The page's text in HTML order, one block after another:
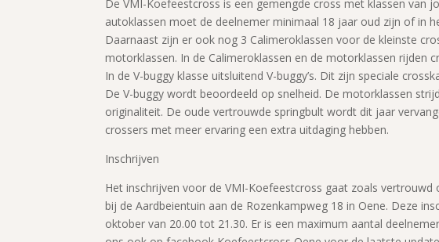
De VMI-Koefeestcross is een gemengde cross met klassen van
autoklassen moet de deelnemer minimaal 18 jaar oud zijn of in
Daarnaast zijn er ook nog 3 Calimeroklassen voor de kleinste
motorklassen. In de Calimeroklassen en de motorklassen rijden
In de V-buggy klasse uitsluitend V-buggy’s. Dit zijn speciale
De V-buggy wordt beoordeeld op snelheid. De motorklassen
originaliteit. De oude vertrouwde springbult wordt dit jaar
crossers met meer ervaring een extra uitdaging hebben.
Inschrijven
Het inschrijven voor de VMI-Koefeestcross gaat zoals
bij de Aardbeientuin aan de Rozenkampweg 18 in Oene. Deze
oktober van 20.00 tot 21.30. Er is een maximum aantal